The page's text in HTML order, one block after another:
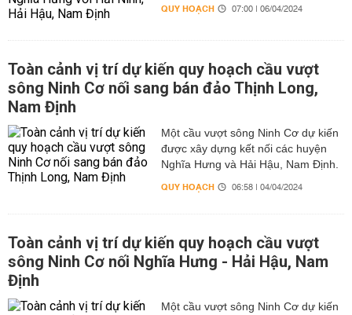
QUY HOẠCH 07:00 | 06/04/2024
Toàn cảnh vị trí dự kiến quy hoạch cầu vượt
sông Ninh Cơ nối sang bán đảo Thịnh Long,
Nam Định
Một cầu vượt sông Ninh Cơ dự kiến
được xây dựng kết nối các huyện
Nghĩa Hưng và Hải Hậu, Nam Định.
QUY HOẠCH 06:58 | 04/04/2024
Toàn cảnh vị trí dự kiến quy hoạch cầu vượt
sông Ninh Cơ nối Nghĩa Hưng - Hải Hậu, Nam
Định
Một cầu vượt sông Ninh Cơ dự kiến